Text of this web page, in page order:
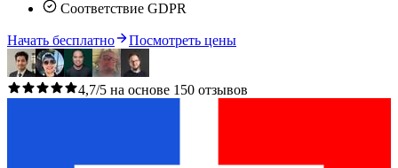
Соответствие GDPR
Начать бесплатно Посмотреть цены
4,7/5 на основе 150 отзывов